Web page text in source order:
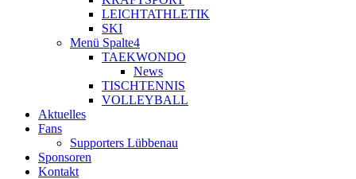
LEICHTATHLETIK
SKI
Menü Spalte4
TAEKWONDO
News
TISCHTENNIS
VOLLEYBALL
Aktuelles
Fans
Supporters Lübbenau
Sponsoren
Kontakt